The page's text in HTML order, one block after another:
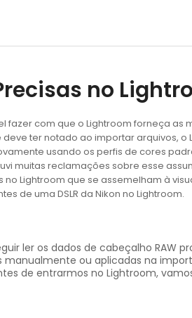
no
com que o Lightroom forneça as
ter notado ao importar arquivos,
usando os perfis de cores
muitas reclamações sobre esse
Lightroom que se assemelham à
de uma DSLR da Nikon no Lightroom.
ler os dados de cabeçalho
ou aplicadas na
de entrarmos no Lightroom,